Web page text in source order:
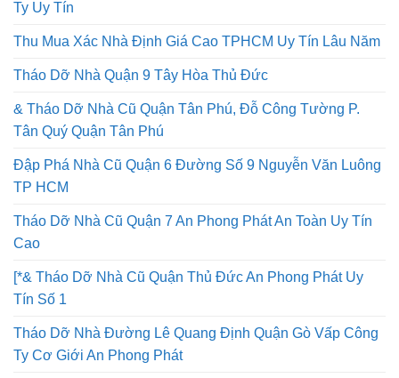
Ty Uy Tín
Thu Mua Xác Nhà Định Giá Cao TPHCM Uy Tín Lâu Năm
Tháo Dỡ Nhà Quận 9 Tây Hòa Thủ Đức
& Tháo Dỡ Nhà Cũ Quận Tân Phú, Đỗ Công Tường P.
Tân Quý Quận Tân Phú
Đập Phá Nhà Cũ Quận 6 Đường Số 9 Nguyễn Văn Luông
TP HCM
Tháo Dỡ Nhà Cũ Quận 7 An Phong Phát An Toàn Uy Tín
Cao
[*& Tháo Dỡ Nhà Cũ Quận Thủ Đức An Phong Phát Uy
Tín Số 1
Tháo Dỡ Nhà Đường Lê Quang Định Quận Gò Vấp Công
Ty Cơ Giới An Phong Phát